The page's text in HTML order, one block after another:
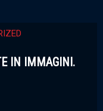
IN IMMAGINI.